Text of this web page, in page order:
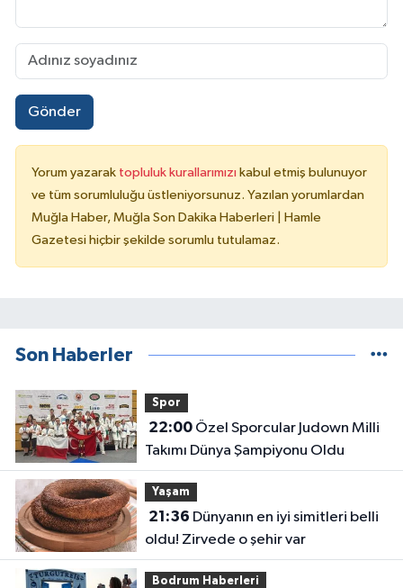
Gönder
Yorum yazarak topluluk kurallarımızı kabul etmiş bulunuyor
ve tüm sorumluluğu üstleniyorsunuz. Yazılan yorumlardan
Muğla Haber, Muğla Son Dakika Haberleri | Hamle
Gazetesi hiçbir şekilde sorumlu tutulamaz.
Son Haberler
Spor
22:00Özel Sporcular Judown Milli
Takımı Dünya Şampiyonu Oldu
Yaşam
21:36
oldu! Zirvede o şehir var
Bodrum Haberleri